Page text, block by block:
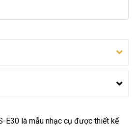
E30 là mẫu nhạc cụ được thiết kế